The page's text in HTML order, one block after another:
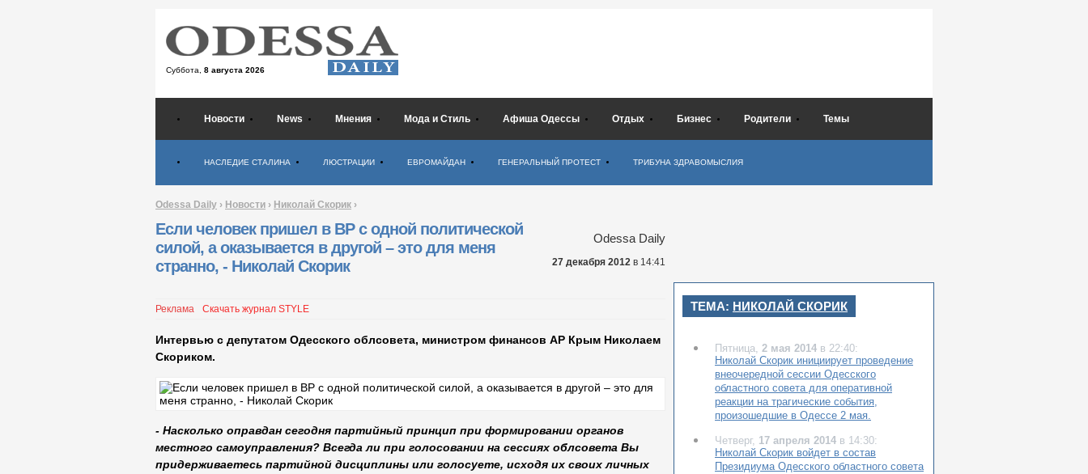
Суббота, 8 августа 2026
Новости News Мнения Мода и Стиль Афиша Одессы Отдых Бизнес Родители Темы
НАСЛЕДИЕ СТАЛИНА ЛЮСТРАЦИИ ЕВРОМАЙДАН ГЕНЕРАЛЬНЫЙ ПРОТЕСТ ТРИБУНА ЗДРАВОМЫСЛИЯ
Odessa Daily › Новости › Николай Скорик ›
Если человек пришел в ВР с одной политической
силой, а оказывается в другой – это для меня
странно, - Николай Скорик
Odessa Daily
27 декабря 2012 в 14:41
Реклама Скачать журнал STYLE
Интервью с депутатом Одесского облсовета, министром финансов АР Крым Николаем
Скориком.
- Насколько оправдан сегодня партийный принцип при формировании органов
местного самоуправления? Всегда ли при голосовании на сессиях облсовета Вы
придерживаетесь партийной дисциплины или голосуете, исходя их своих личных
ТЕМА: НИКОЛАЙ СКОРИК
Пятница, 2 мая 2014 в 22:40:
Николай Скорик инициирует проведение
внеочередной сессии Одесского
областного совета для оперативной
реакции на трагические события,
произошедшие в Одессе 2 мая.
Четверг, 17 апреля 2014 в 14:30:
Николай Скорик войдет в состав
Президиума Одесского областного совета